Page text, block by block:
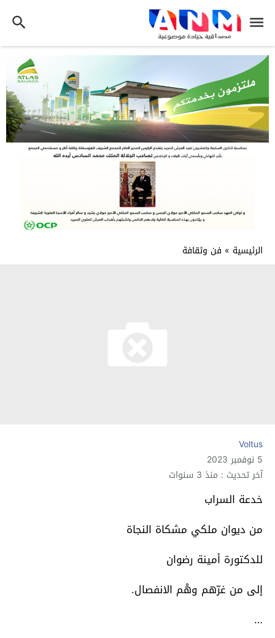
الرئيسية » فن وثقافة
Voltus
5 نوفمبر 2023
آخر تحديث : منذ 3 سنوات
خدعة السراب
من ديوان ملكي مشكاة النجاة
للدكتورة أمينة رضوان
إلى من غرّهم وهْم الانفصال.
…